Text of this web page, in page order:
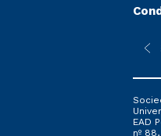
sofrer alterações
*A
EAD
nº